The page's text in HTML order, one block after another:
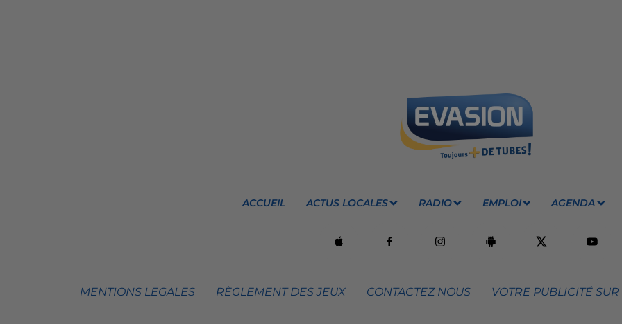
ACCUEIL ACTUS LOCALES RADIO EMPLOI AGENDA
MENTIONS LEGALES RÈGLEMENT DES JEUX CONTACTEZ NOUS VOTRE PUBLICITÉ